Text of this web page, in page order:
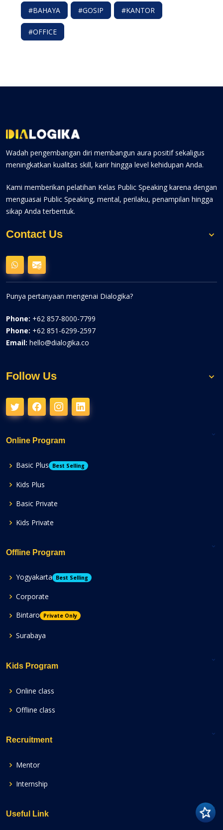
#BAHAYA #GOSIP #KANTOR
#OFFICE
Wadah pengembangan diri membangun aura positif sekaligus
meningkatkan kualitas skill, karir hingga level kehidupan Anda.
Kami memberikan pelatihan Kelas Public Speaking karena dengan
menguasai Public Speaking, mental, perilaku, penampilan hingga
sikap Anda terbentuk.
Contact Us
Punya pertanyaan mengenai Dialogika?
Phone: +62 857-8000-7799
Phone: +62 851-6299-2597
Email: hello@dialogika.co
Follow Us
Online Program
Basic Plus Best Selling
Kids Plus
Basic Private
Kids Private
Offline Program
Yogyakarta Best Selling
Corporate
Bintaro
Private Only
Surabaya
Kids Program
Online class
Offline class
Recruitment
Mentor
Internship
Useful Link